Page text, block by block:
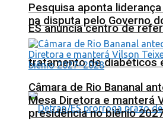
ES anuncia centro de
tratamento de diabéticos
Pesquisa aponta
na disputa pelo Governo
Câmara de Rio Bananal
Mesa Diretora e manterá
presidência no biênio